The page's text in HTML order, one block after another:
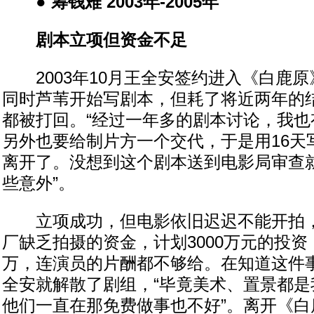
剧本立项但资金不足
2003年10月王全安签约进入《白鹿原
同时芦苇开始写剧本，但耗了将近两年的
都被打回。“经过一年多的剧本讨论，我
另外也要给制片方一个交代，于是用16天
离开了。没想到这个剧本送到电影局审查
些意外”。
立项成功，但电影依旧迟迟不能开拍
厂缺乏拍摄的资金，计划3000万元的投
万，连演员的片酬都不够给。在知道这件
全安就解散了剧组，“毕竟美术、置景都
他们一直在那免费做事也不好”。离开《